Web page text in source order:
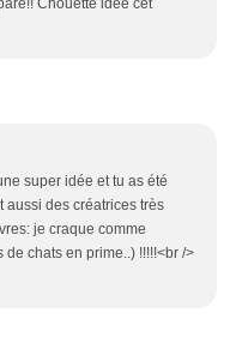
Chouette idée cet
super idée et tu as été
aussi des créatrices très
je craque comme
chats en prime..) !!!!!<br />